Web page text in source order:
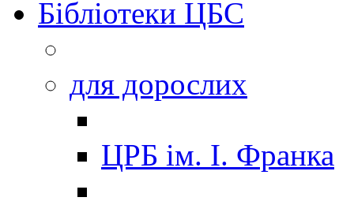
Бібліотеки ЦБС
для дорослих
ЦРБ ім. І. Франка